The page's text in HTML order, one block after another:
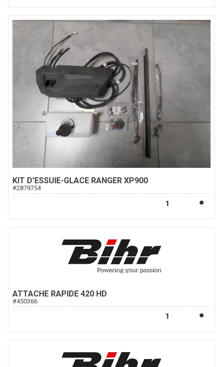
KIT D'ESSUIE-GLACE RANGER XP900
#2879754
ATTACHE RAPIDE 420 HD
#450366